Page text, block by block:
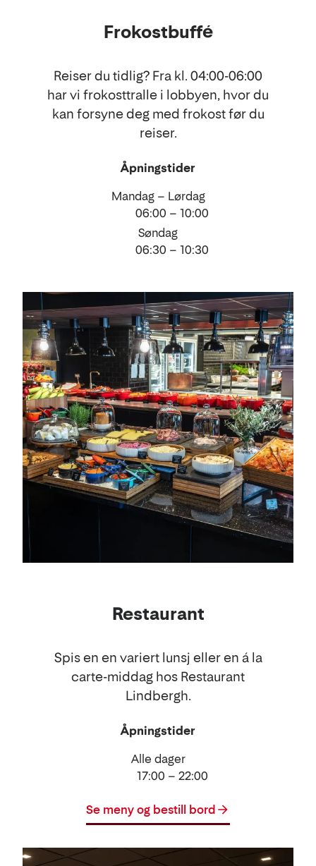
Frokostbuffé
Reiser du tidlig? Fra kl. 04:00-06:00
har vi frokosttralle i lobbyen, hvor du
kan forsyne deg med frokost før du
reiser.
Åpningstider
Mandag – Lørdag
06:00 – 10:00
Søndag
06:30 – 10:30
Restaurant
Spis en en variert lunsj eller en á la
carte-middag hos Restaurant
Lindbergh.
Åpningstider
Alle dager
17:00 – 22:00
Se meny og bestill bord